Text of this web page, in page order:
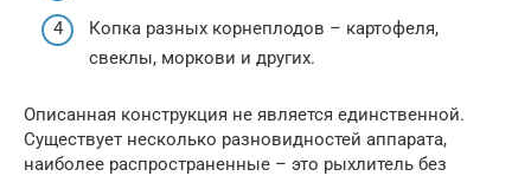
Копка разных корнеплодов – картофеля,
свеклы, моркови и других.
Описанная конструкция не является единственной.
Существует несколько разновидностей аппарата,
наиболее распространенные – это рыхлитель без